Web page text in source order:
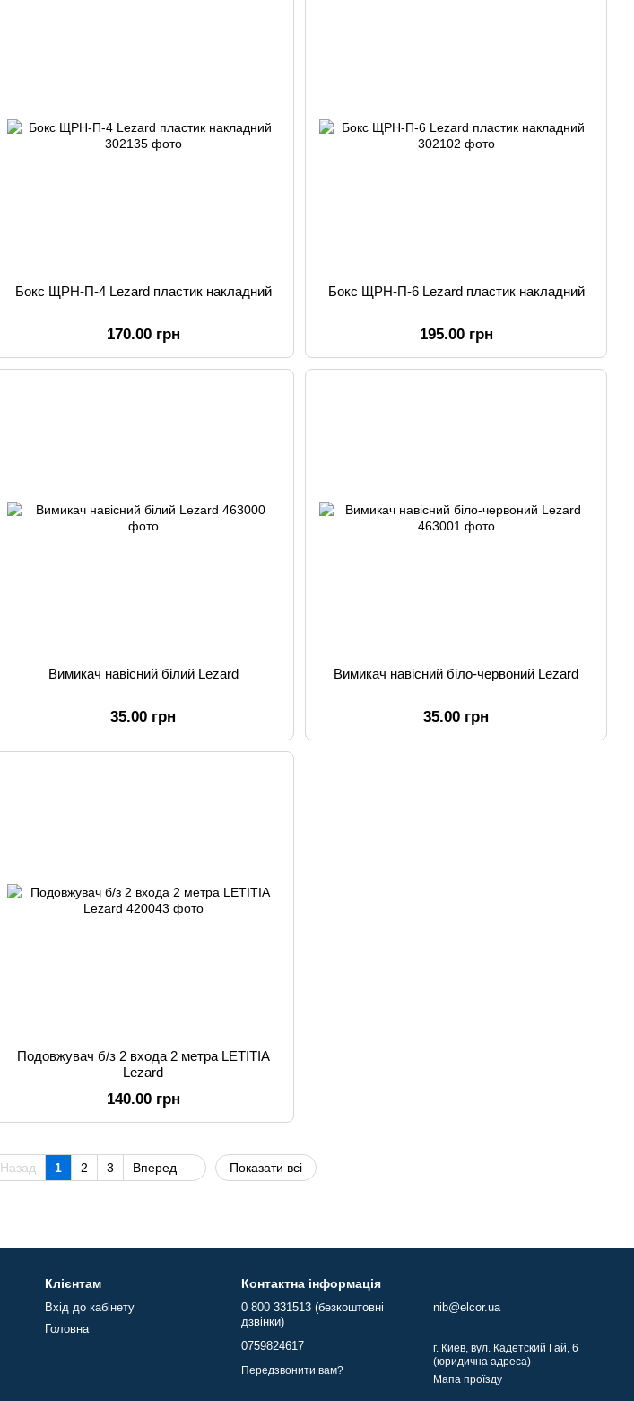
Бокс ЩРН-П-4 Lezard пластик накладний
170.00 грн
Бокс ЩРН-П-6 Lezard пластик накладний
195.00 грн
Вимикач навісний білий Lezard
35.00 грн
Вимикач навісний біло-червоний Lezard
35.00 грн
Подовжувач б/з 2 входа 2 метра LETITIA
Lezard
140.00 грн
Назад 1 2 3 Вперед Показати всі
Клієнтам
Вхід до кабінету
Головна
Контактна інформація
0 800 331513 (безкоштовні
дзвінки)
0759824617
Передзвонити вам?
nib@elcor.ua
г. Киев, вул. Кадетский Гай, 6
(юридична адреса)
Мапа проїзду